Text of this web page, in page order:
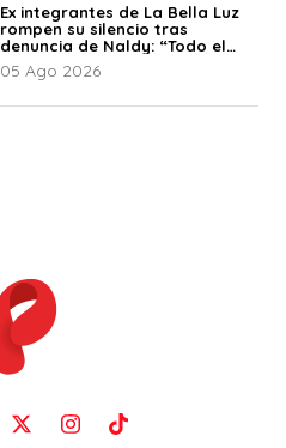
Ex integrantes de La Bella Luz
rompen su silencio tras
denuncia de Naldy: “Todo el
mundo lo sabía”
05 Ago 2026